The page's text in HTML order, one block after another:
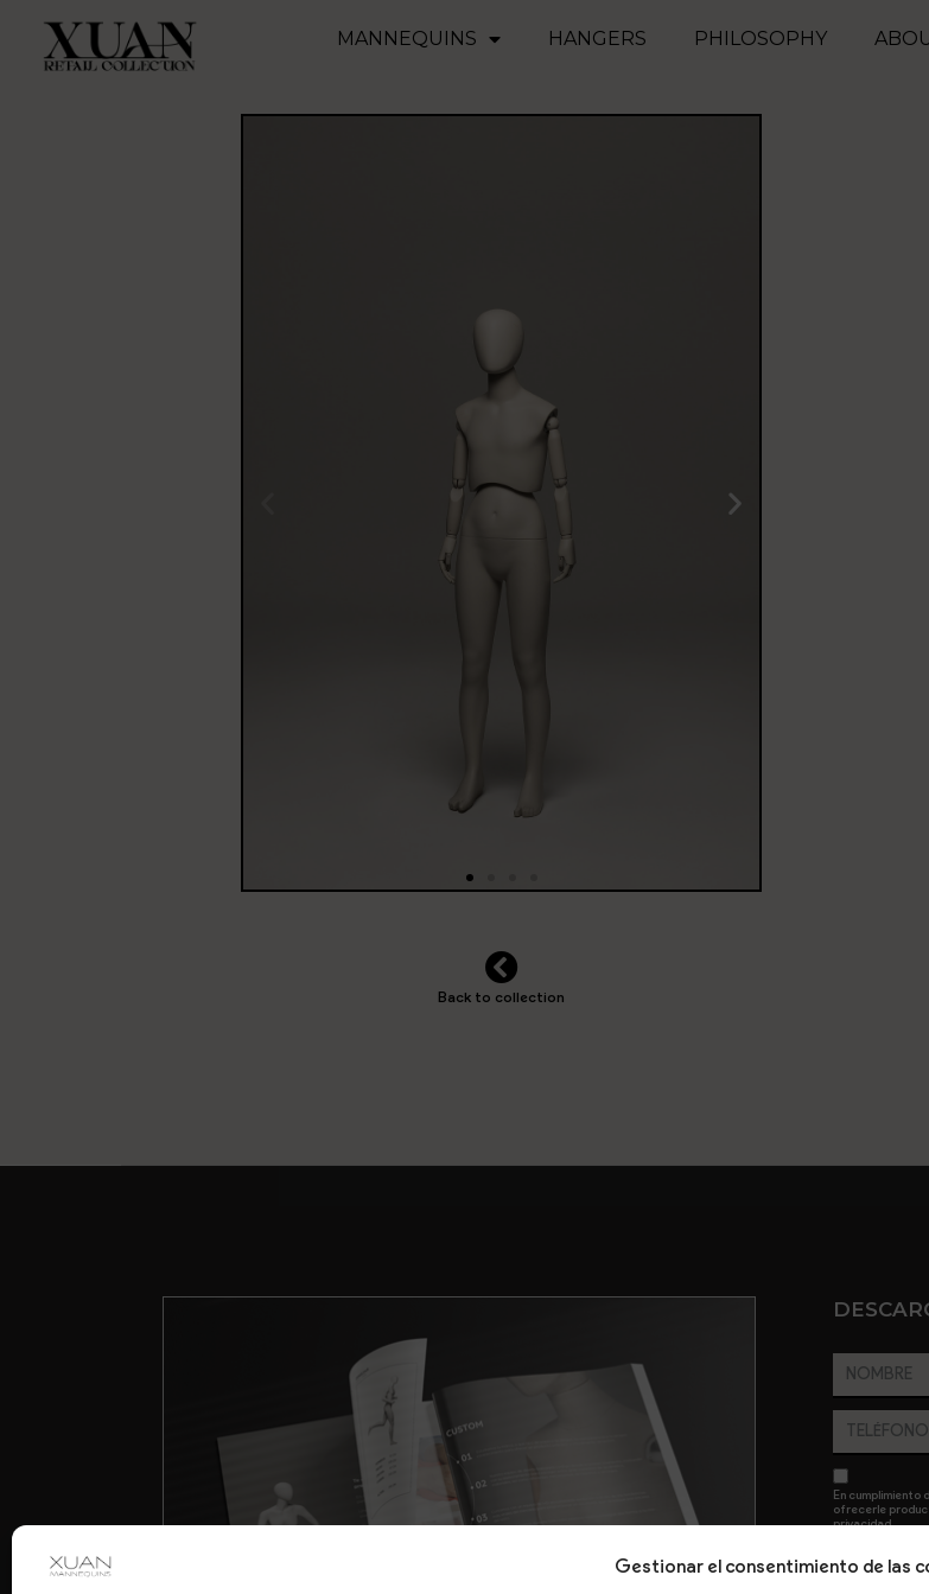
Gestionar el consentimiento de las
MANNEQUINS HANGERS PHILOSOPHY
Back to collection
En cumplimiento
ofrecerle
privacidad.